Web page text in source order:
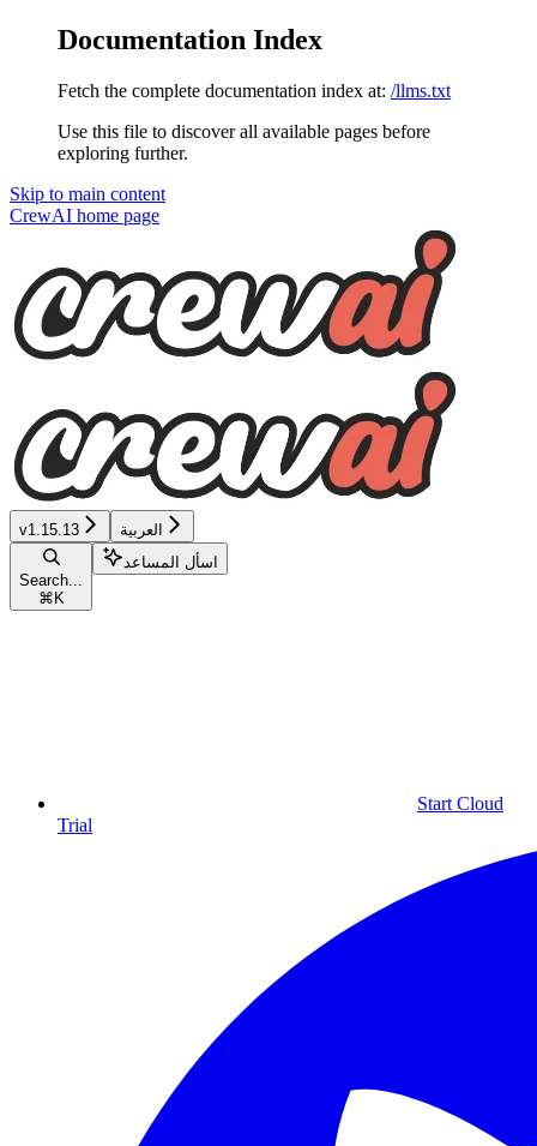
Documentation Index
Fetch the complete documentation index at: /llms.txt
Use this file to discover all available pages before
exploring further.
Skip to main content
CrewAI home page
v1.15.13 العربية
Search...
⌘ K
اسأل المساعد
Start Cloud
Trial